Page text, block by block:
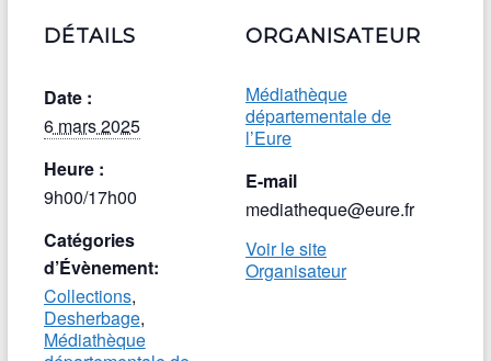
DÉTAILS
Date :
6 mars 2025
Heure :
9h00/17h00
Catégories
d’Évènement:
Collections,
Desherbage,
Médiathèque
ORGANISATEUR
Médiathèque
départementale de
l’Eure
E-mail
mediatheque@eure.fr
Voir le site
Organisateur